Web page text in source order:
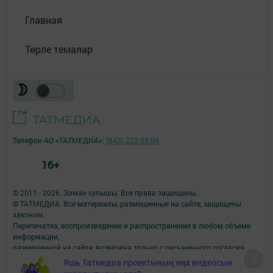
Главная
Төрле темалар
Яшь Татмедиа проектының яңа видеосын
© 2011 - 2026. Заман сулышы. Все права защищены.
© ТАТМЕДИА. Все материалы, размещенные на сайте, защищены
законом.
Перепечатка, воспроизведение и распространение в любом объеме
информации,
размещенной на сайте, возможна только с письменного согласия
редакций СМИ.
При поддержке Республиканского агентства по печати и массовым
Телефон АО «ТАТМЕДИА»: (843) 222 09 84
16+